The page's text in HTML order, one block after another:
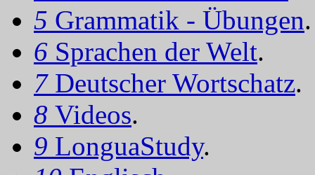
5 Grammatik - Übungen.
6 Sprachen der Welt.
7 Deutscher Wortschatz.
8 Videos.
9 LonguaStudy.